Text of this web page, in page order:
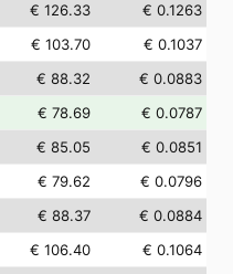
€ 126.33
€ 0.1263
€ 103.70
€ 0.1037
€ 88.32
€ 0.0883
€ 78.69
€ 0.0787
€ 85.05
€ 0.0851
€ 79.62
€ 0.0796
€ 88.37
€ 0.0884
€ 106.40
€ 0.1064